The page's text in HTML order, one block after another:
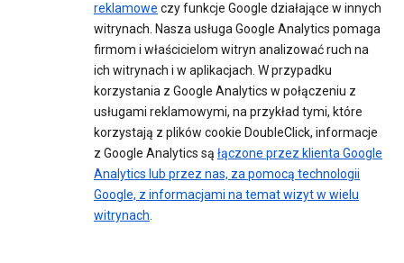
reklamowe czy funkcje Google działające w innych
witrynach. Nasza usługa Google Analytics pomaga
firmom i właścicielom witryn analizować ruch na
ich witrynach i w aplikacjach. W przypadku
korzystania z Google Analytics w połączeniu z
usługami reklamowymi, na przykład tymi, które
korzystają z plików cookie DoubleClick, informacje
z Google Analytics są łączone przez klienta Google
Analytics lub przez nas, za pomocą technologii
Google, z informacjami na temat wizyt w wielu
witrynach.